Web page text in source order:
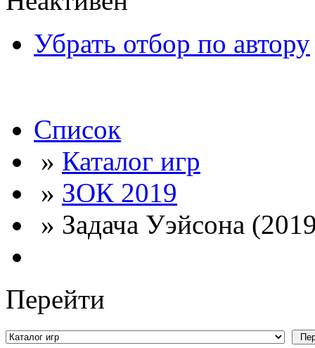
Убрать отбор по автору
Список
» Каталог игр
» ЗОК 2019
» Задача Уэйсона
Перейти